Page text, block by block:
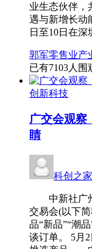
业生态伙伴，
遇与新增长动
日至10日在
郭军零售业产
已有7103人围
创新科技
广交会观察
睛
科创之家
中新社广州
交易会(以下
品“新品”“潮
谈订单。 5月